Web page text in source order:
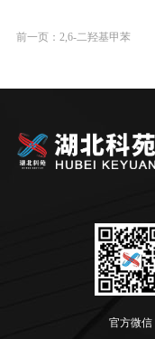
前一页： 2,6-二羟基甲苯
官方微信